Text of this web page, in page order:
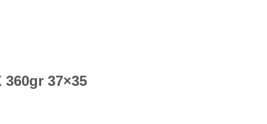
360gr 37×35